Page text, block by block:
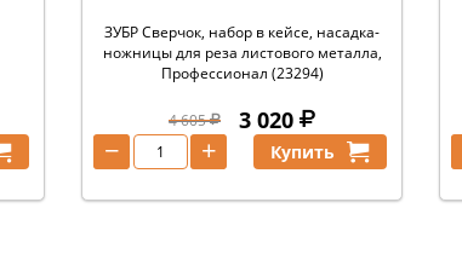
ЗУБР Сверчок, набор в кейсе, насадка-
ножницы для реза листового металла,
Профессионал (23294)
4 605 3 020
+
− Купить